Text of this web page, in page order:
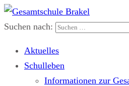
Gesamtschule Brakel
Gemeinsam.Erfolgreich.Bewegt.
Suchen nach:
Aktuelles
Schulleben
Informationen zur